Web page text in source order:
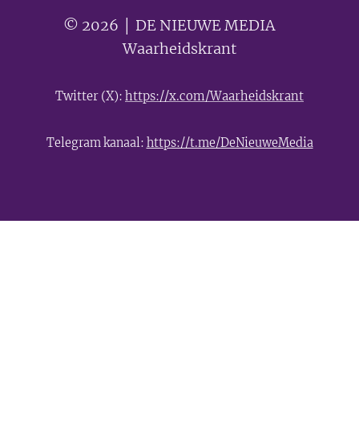
© 2026 │ DE NIEUWE MEDIA 🟣
Waarheidskrant
Twitter (X): https://x.com/Waarheidskrant
Telegram kanaal: https://t.me/DeNieuweMedia